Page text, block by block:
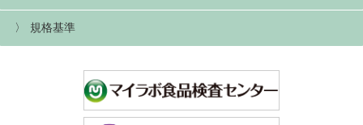
規格基準